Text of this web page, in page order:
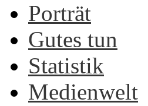
Porträt
Gutes tun
Statistik
Medienwelt